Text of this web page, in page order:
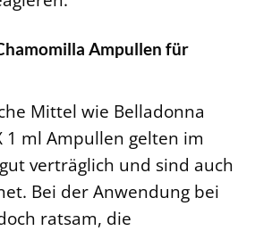
Ampullen für
Mittel wie Belladonna
1 ml Ampullen gelten im
verträglich und sind auch
Bei der Anwendung bei
ratsam, die